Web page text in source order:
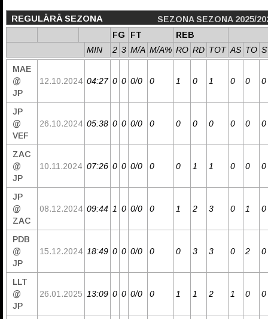
REGULĀRĀ SEZONA
SEZONA SEZONA 2025/
FG
FT
REB
MIN
2 3 M/A M/A% RO RD TOT AS TO
MAE
@
JP
12.10.2024 04:27 0 0 0/0 0 1 0 1 0 0 0
JP
@
VEF
26.10.2024 05:38 0 0 0/0 0 0 0 0 0 0 0
ZAC
@
JP
10.11.2024 07:26 0 0 0/0 0 0 1 1 0 0 0
JP
@
ZAC
08.12.2024 09:44 1 0 0/0 0 1 2 3 0 1 0
PDB
@
JP
15.12.2024 18:49 0 0 0/0 0 0 3 3 0 2 0
LLT
@
JP
26.01.2025 13:09 0 0 0/0 0 1 1 2 1 0 0